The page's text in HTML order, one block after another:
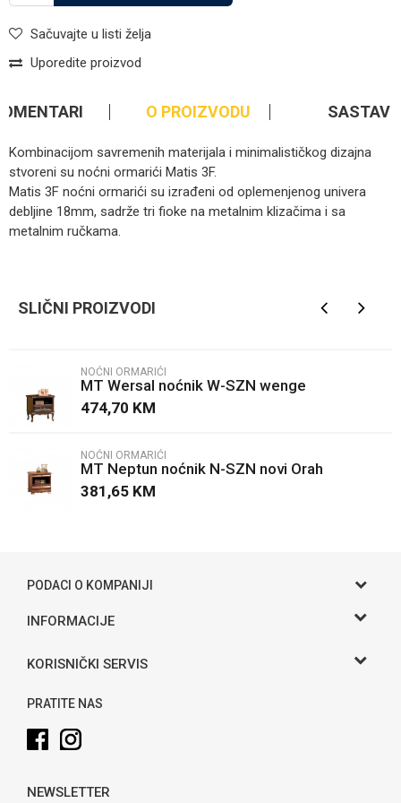
Sačuvajte u listi želja
Uporedite proizvod
O PROIZVODU SASTAV
Kombinacijom savremenih materijala i minimalističkog dizajna
stvoreni su noćni ormarići Matis 3F.
Matis 3F noćni ormarići su izrađeni od oplemenjenog univera
debljine 18mm, sadrže tri fioke na metalnim klizačima i sa
metalnim ručkama.
Poruka
SLIČNI PROIZVODI
NOĆNI ORMARIĆI
MT Wersal noćnik W-SZN wenge
474,70 KM
NOĆNI ORMARIĆI
MT Neptun noćnik N-SZN novi Orah
381,65 KM
PODACI O KOMPANIJI
Gama S doo
Adresa
Telefon:
Email:
Račun
INFORMACIJE
O nama
KORISNIČKI SERVIS
Uslovi korišćenja i prodaje
Kako kupiti
Plaćanje karticama
PRATITE NAS
NEWSLETTER